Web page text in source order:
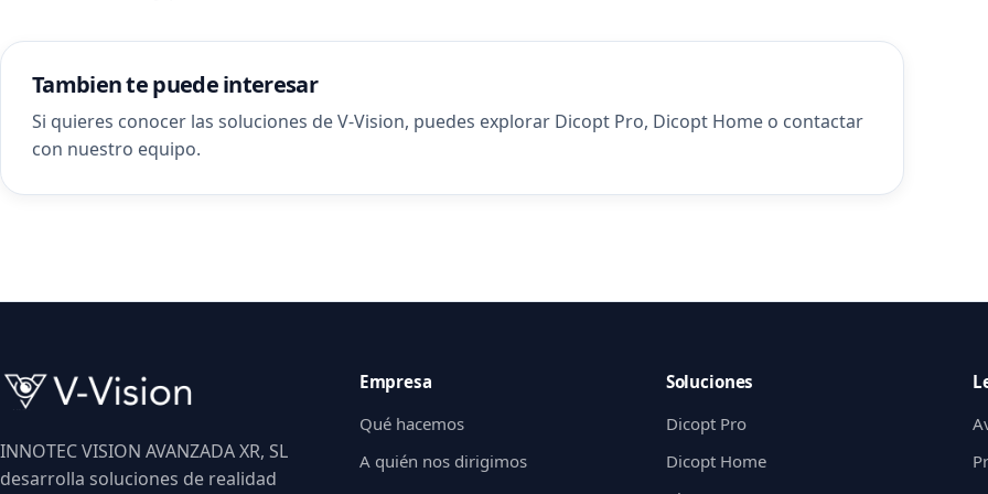
Tambien te puede interesar
Si quieres conocer las soluciones de V-Vision, puedes explorar Dicopt Pro, Dicopt Home o contactar
con nuestro equipo.
INNOTEC VISION AVANZADA XR, SL
desarrolla soluciones de realidad
Empresa
Qué hacemos
A quién nos dirigimos
Soluciones
Dicopt Pro
Dicopt Home